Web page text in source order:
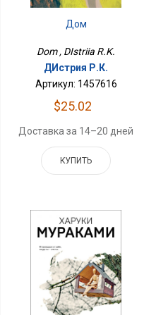
Дом
Dom , DIstriia R.K.
ДИстрия Р.К.
Артикул: 1457616
$25.02
Доставка за 14–20 дней
КУПИТЬ